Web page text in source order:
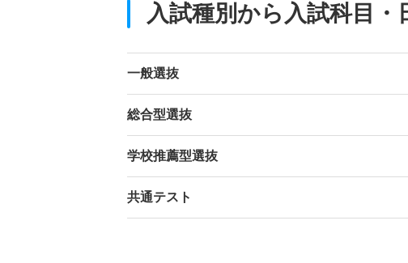
入試種別から入試科目・
一般選抜
総合型選抜
学校推薦型選抜
共通テスト